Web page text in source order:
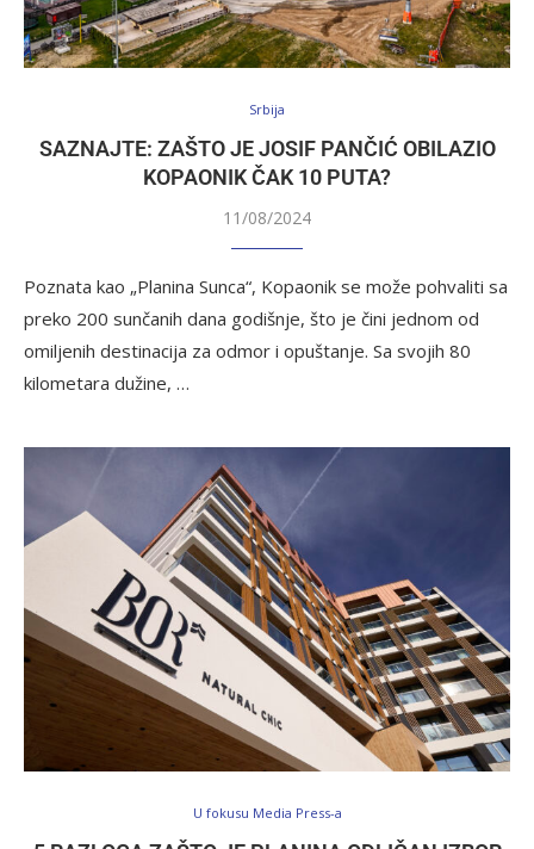
Srbija
SAZNAJTE: ZAŠTO JE JOSIF PANČIĆ OBILAZIO
KOPAONIK ČAK 10 PUTA?
11/08/2024
Poznata kao „Planina Sunca“, Kopaonik se može pohvaliti sa
preko 200 sunčanih dana godišnje, što je čini jednom od
omiljenih destinacija za odmor i opuštanje. Sa svojih 80
kilometara dužine, …
U fokusu Media Press-a